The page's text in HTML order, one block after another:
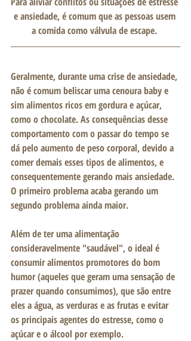
e ansiedade, é comum que as pessoas usem
a comida como válvula de escape.
Geralmente, durante uma crise de ansiedade,
não é comum beliscar uma cenoura baby e
sim alimentos ricos em gordura e açúcar,
como o chocolate. As consequências desse
comportamento com o passar do tempo se
dá pelo aumento de peso corporal, devido a
comer demais esses tipos de alimentos, e
consequentemente gerando mais ansiedade.
O primeiro problema acaba gerando um
segundo problema ainda maior.
Além de ter uma alimentação
consideravelmente "saudável", o ideal é
consumir alimentos promotores do bom
humor (aqueles que geram uma sensação de
prazer quando consumimos), que são entre
eles a água, as verduras e as frutas e evitar
os principais agentes do estresse, como o
açúcar e o álcool por exemplo.